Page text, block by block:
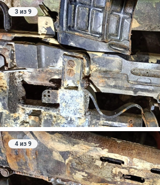
3 из 9
4 из 9